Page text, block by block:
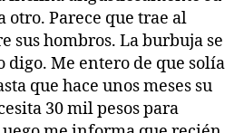
otro. Parece que trae al
sus hombros. La burbuja se
digo. Me entero de que solía
que hace unos meses su
30 mil pesos para